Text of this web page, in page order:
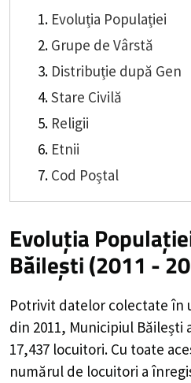
Evoluția Populației
Grupe de Vârstă
Distribuție după Gen
Stare Civilă
Religii
Etnii
Cod Poștal
Evoluția
Băilești (2011 -
Potrivit datelor colectate în
din 2011, Municipiul Băilești
17,437 locuitori. Cu toate
numărul de locuitori a